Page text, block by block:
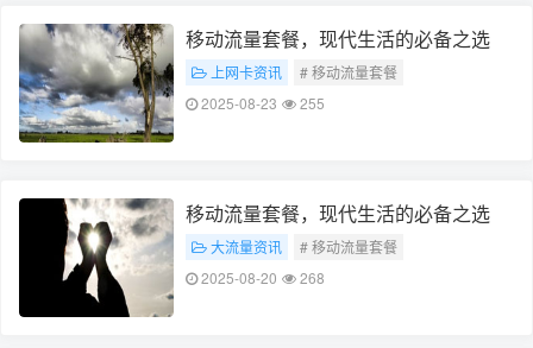
移动流量套餐，现代生活的必备之选
上网卡资讯
# 移动流量套餐
# 现代生活必备
2025-08-23 255
移动流量套餐，现代生活的必备之选
大流量资讯
# 移动流量套餐
# 现代生活必备
2025-08-20 268